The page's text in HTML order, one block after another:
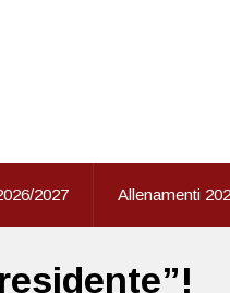
2027 Allenamenti